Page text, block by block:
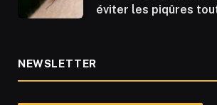
éviter les piqûres
NEWSLETTER